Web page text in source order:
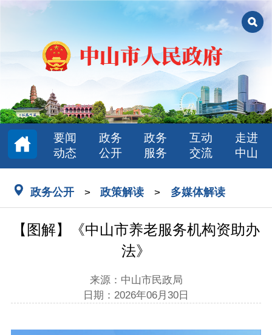
要闻
动态
政务
公开
政务
服务
互动
交流
走进
中山
政务公开 > 政策解读 > 多媒体解读
【图解】《中山市养老服务机构资助办
法》
来源：中山市民政局
日期：2026年06月30日